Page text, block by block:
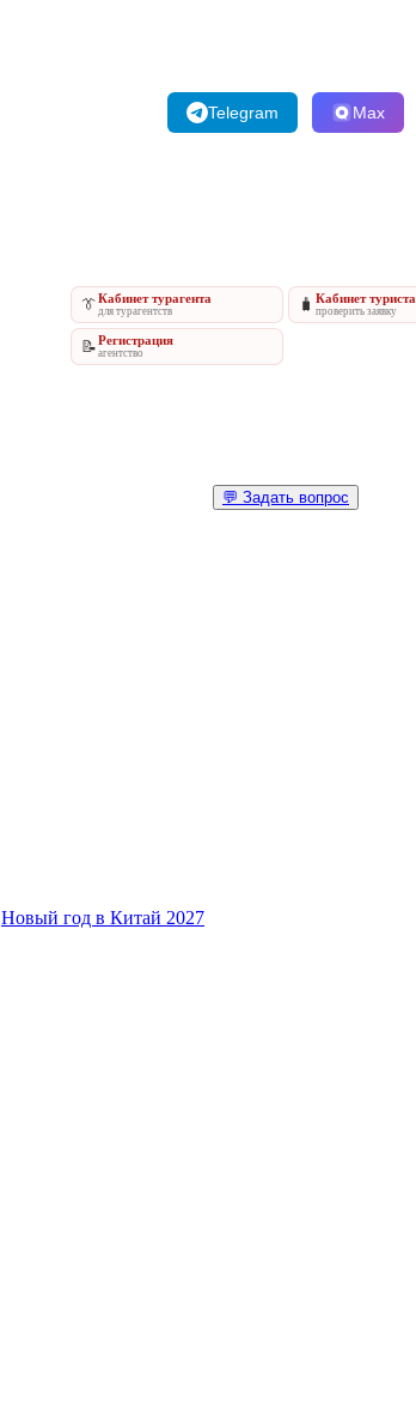
Telegram Max
👔Кабинет турагента
для турагентств 🧳 Кабинет туриста
проверить заявку
📝Регистрация
агентство
💬 Задать вопрос
Новый год в Китай 2027